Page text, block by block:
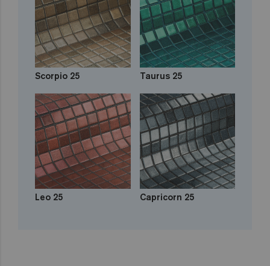
Scorpio 25 Taurus 25
Leo 25 Capricorn 25